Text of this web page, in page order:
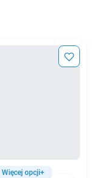
Więcej opcji+